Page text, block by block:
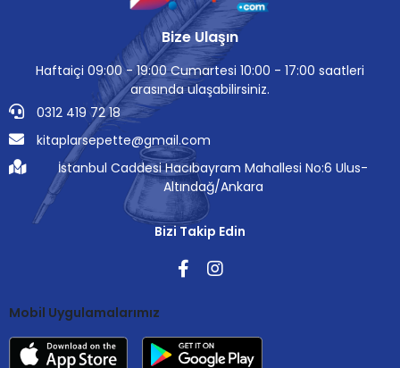
Bize Ulaşın
Haftaiçi 09:00 - 19:00 Cumartesi 10:00 - 17:00 saatleri
arasında ulaşabilirsiniz.
0312 419 72 18
kitaplarsepette@gmail.com
İstanbul Caddesi Hacıbayram Mahallesi No:6 Ulus-
Altındağ/Ankara
Bizi Takip Edin
Mobil Uygulamalarımız